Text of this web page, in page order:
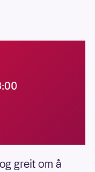
greit om å